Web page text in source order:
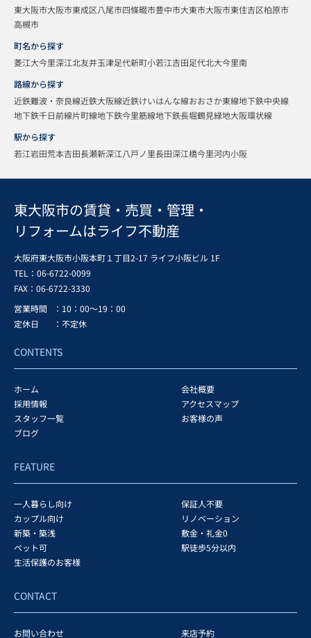
東大阪市大阪市東成区八尾市四條畷市豊中市大東市大阪市東住吉区柏原市
高槻市
町名から探す
菱江大今里深江北友井玉津足代新町小若江吉田足代北大今里南
路線から探す
近鉄難波・奈良線近鉄大阪線近鉄けいはんな線おおさか東線地下鉄中央線
地下鉄千日前線片町線地下鉄今里筋線地下鉄長堀鶴見緑地大阪環状線
駅から探す
若江岩田荒本吉田長瀬新深江八戸ノ里長田深江橋今里河内小阪
東大阪市の賃貸・売買・管理・
リフォームはライフ不動産
大阪府東大阪市小阪本町１丁目2-17 ライフ小阪ビル 1F
TEL：06-6722-0099
FAX： 06-6722-3330
営業時間
：10：00～19：00
定休日
：不定休
CONTENTS
ホーム
会社概要
採用情報
アクセスマップ
スタッフ一覧
お客様の声
ブログ
FEATURE
一人暮らし向け
保証人不要
カップル向け
リノベーション
新築・築浅
敷金・礼金0
ペット可
駅徒歩5分以内
生活保護のお客様
CONTACT
お問い合わせ 来店予約